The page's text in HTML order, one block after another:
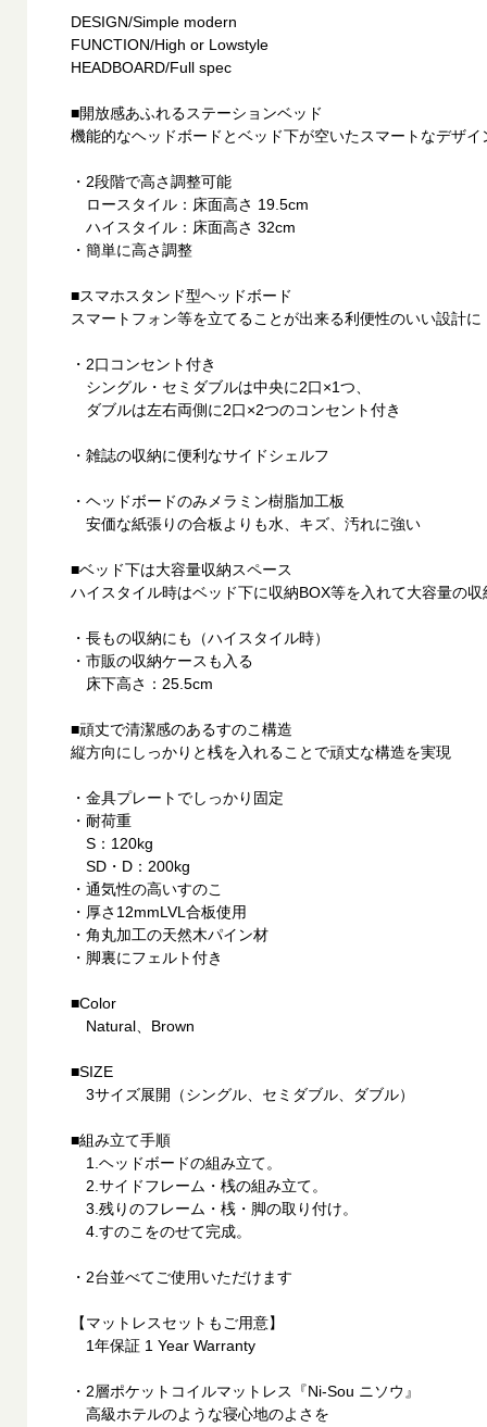
DESIGN/Simple modern
FUNCTION/High or Lowstyle
HEADBOARD/Full spec
■開放感あふれるステーションベッド
機能的なヘッドボードとベッド下が空いたスマートなデザイ
・2段階で高さ調整可能
ロースタイル：床面高さ 19.5cm
ハイスタイル：床面高さ 32cm
・簡単に高さ調整
■スマホスタンド型ヘッドボード
スマートフォン等を立てることが出来る利便性のいい設計に
・2口コンセント付き
シングル・セミダブルは中央に2口×1つ、
ダブルは左右両側に2口×2つのコンセント付き
・雑誌の収納に便利なサイドシェルフ
・ヘッドボードのみメラミン樹脂加工板
安価な紙張りの合板よりも水、キズ、汚れに強い
■ベッド下は大容量収納スペース
ハイスタイル時はベッド下に収納BOX等を入れて大容量の
・長もの収納にも（ハイスタイル時）
・市販の収納ケースも入る
床下高さ：25.5cm
■頑丈で清潔感のあるすのこ構造
縦方向にしっかりと桟を入れることで頑丈な構造を実現
・金具プレートでしっかり固定
・耐荷重
S：120kg
SD・D：200kg
・通気性の高いすのこ
・厚さ12mmLVL合板使用
・角丸加工の天然木パイン材
・脚裏にフェルト付き
■Color
Natural、Brown
■SIZE
3サイズ展開（シングル、セミダブル、ダブル）
■組み立て手順
1.ヘッドボードの組み立て。
2.サイドフレーム・桟の組み立て。
3.残りのフレーム・桟・脚の取り付け。
4.すのこをのせて完成。
・2台並べてご使用いただけます
【マットレスセットもご用意】
1年保証 1 Year Warranty
・2層ポケットコイルマットレス『Ni-Sou ニソウ』
高級ホテルのような寝心地のよさを